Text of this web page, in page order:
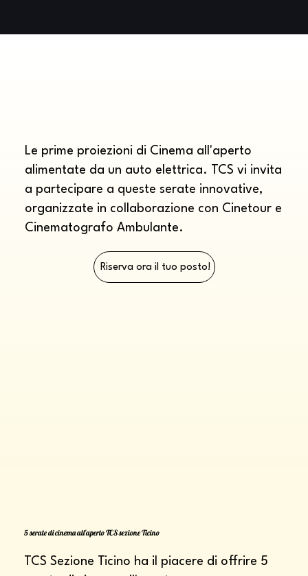
Le prime proiezioni di Cinema all'aperto
alimentate da un auto elettrica. TCS vi invita
a partecipare a queste serate innovative,
organizzate in collaborazione con Cinetour e
Cinematografo Ambulante.
Riserva ora il tuo posto!
5 serate di cinema all'aperto TCS sezione Ticino
TCS Sezione Ticino ha il piacere di offrire 5